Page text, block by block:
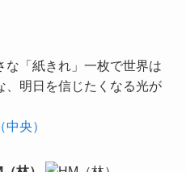
な「紙きれ」一枚で世界は
、明日を信じたくなる光が